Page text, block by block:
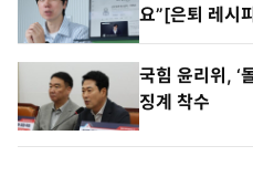
요”[은퇴 레시
국힘 윤리위, ‘
징계 착수